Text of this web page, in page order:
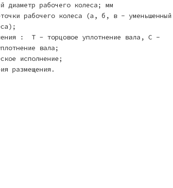
диаметр рабочего колеса; мм
рабочего колеса (а, б, в - уменьшенный
: Т - торцовое уплотнение вала, С -
вала;
исполнение;
размещения.